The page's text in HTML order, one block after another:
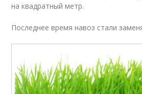
на квадратный метр.
Последнее время навоз стали